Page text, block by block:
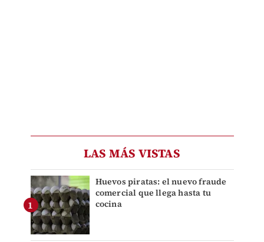
LAS MÁS VISTAS
Huevos piratas: el nuevo fraude
comercial que llega hasta tu
cocina